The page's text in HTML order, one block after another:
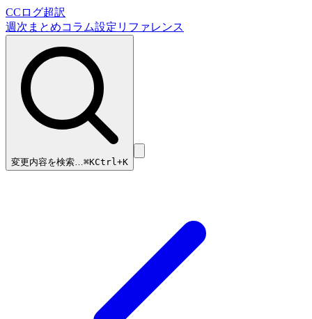
CCログ超訳
週次まとめコラム設定リファレンス
変更内容を検索…⌘KCtrl+K